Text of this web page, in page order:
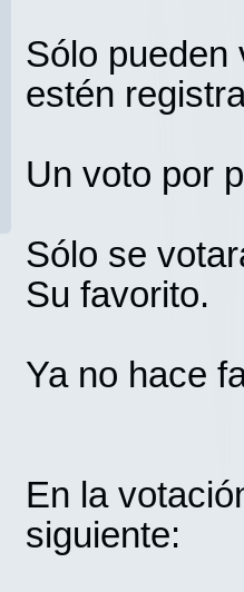
Sólo pueden
estén
Un voto por
Sólo se
Su favorito.
Ya no hace
En la
siguiente: